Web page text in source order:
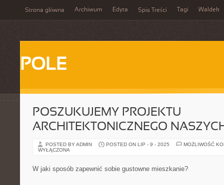
Strona główna Archiwum Edyta Spis Treści Tagi Waldek
POLE
POSZUKUJEMY PROJEKTU
ARCHITEKTONICZNEGO
POSTED BY ADMIN POSTED ON LIP - 9 - 2025
MOŻLIWOŚĆ
WYŁĄCZONA
W jaki sposób zapewnić sobie gustowne mieszkanie?